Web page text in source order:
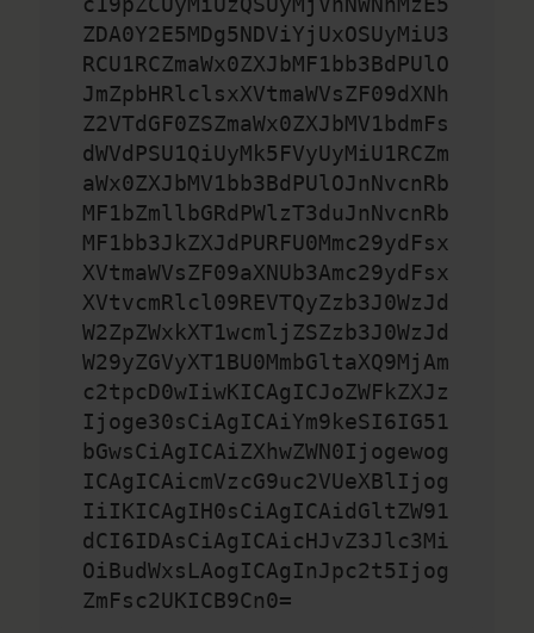
ZDA0Y2E5MDg5NDViYjUxOSUyMiU3
RCU1RCZmaWx0ZXJbMF1bb3BdPUlO
JmZpbHRlclsxXVtmaWVsZF09dXNh
Z2VTdGF0ZSZmaWx0ZXJbMV1bdmFs
dWVdPSU1QiUyMk5FVyUyMiU1RCZm
aWx0ZXJbMV1bb3BdPUlOJnNvcnRb
MF1bZmllbGRdPWlzT3duJnNvcnRb
MF1bb3JkZXJdPURFU0Mmc29ydFsx
XVtmaWVsZF09aXNUb3Amc29ydFsx
XVtvcmRlcl09REVTQyZzb3J0WzJd
W2ZpZWxkXT1wcmljZSZzb3J0WzJd
W29yZGVyXT1BU0MmbGltaXQ9MjAm
c2tpcD0wIiwKICAgICJoZWFkZXJz
Ijoge30sCiAgICAiYm9keSI6IG51
bGwsCiAgICAiZXhwZWN0Ijogewog
ICAgICAicmVzcG9uc2VUeXBlIjog
IiIKICAgIH0sCiAgICAidGltZW91
dCI6IDAsCiAgICAicHJvZ3Jlc3Mi
OiBudWxsLAogICAgInJpc2t5Ijog
ZmFsc2UKICB9Cn0=